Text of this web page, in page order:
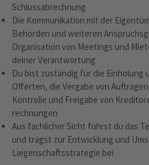
Schlussabrechnung
Die Kommunikation mit der
Behörden und weiteren
Organisation von Meetings und
deiner Verantwortung
Du bist zuständig für die Einholung
Offerten, die Vergabe von
Kontrolle und Freigabe von
rechnungen
Aus fachlicher Sicht führst du das
und trägst zur Entwicklung und
Liegenschaftsstrategie bei